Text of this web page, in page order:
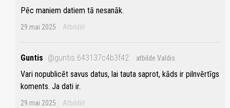
Pēc maniem datiem tā nesanāk.
29.mai 2025 Atbildēt
Guntis @guntis.643137c4b3f42 atbilde Valdis
Vari nopublicēt savus datus, lai tauta saprot, kāds ir pilnvērtīgs
koments. Ja dati ir.
29.mai 2025 Atbildēt